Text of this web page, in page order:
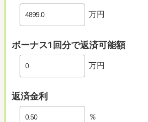
万円
ボーナス1回分で返済可能額
万円
返済金利
％